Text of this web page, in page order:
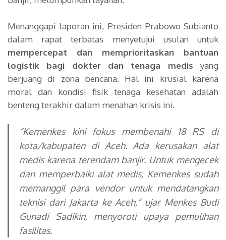
Menanggapi laporan ini, Presiden Prabowo Subianto
dalam rapat terbatas menyetujui usulan untuk
mempercepat dan memprioritaskan bantuan
logistik bagi dokter dan tenaga medis yang
berjuang di zona bencana. Hal ini krusial karena
moral dan kondisi fisik tenaga kesehatan adalah
benteng terakhir dalam menahan krisis ini.
“Kemenkes kini fokus membenahi 18 RS di
kota/kabupaten di Aceh. Ada kerusakan alat
medis karena terendam banjir. Untuk mengecek
dan memperbaiki alat medis, Kemenkes sudah
memanggil para vendor untuk mendatangkan
teknisi dari Jakarta ke Aceh,”ujar Menkes Budi
Gunadi Sadikin, menyoroti upaya pemulihan
fasilitas.